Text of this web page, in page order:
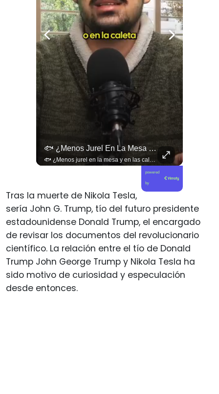
🐟 ¿Menos Jurel En La Mesa Y En Las Caletas?
🐟 ¿Menos jurel en la mesa y en las caletas? El cambio climático y El Niño alteran las aguas chilenas. 🌊🇨🇱 Especialistas advierten que las anomalías térmicas en el océano están desplazando los cardúmenes de jurel hacia zonas más profundas y australes, alejándolos de la costa. El fenómeno golpea directamente el sustento de la pesca artesanal y amenaza la canasta básica familiar, al restringir la oferta de una de las fuentes de proteína más populares y accesibles del país. 📉🎣 🎥 Revisa el análisis científico completo y el impacto en las comunidades costeras en elciudadano.com 🔗 (Link en la biografía). ¿Has notado la escasez o el alza de precio del jurel en tu ciudad? Te leemos en los comentarios. 💬👇🏼
powered
by
Tras la muerte de Nikola Tesla,
sería John G. Trump, tío del futuro presidente
estadounidense Donald Trump, el encargado
de revisar los documentos del revolucionario
científico. La relación entre el tío de Donald
Trump John George Trump y Nikola Tesla ha
sido motivo de curiosidad y especulación
desde entonces.